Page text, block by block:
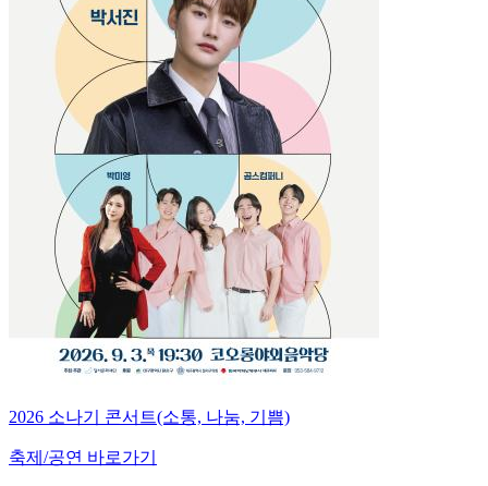
2026 소나기 콘서트(소통, 나눔, 기쁨)
축제/공연 바로가기